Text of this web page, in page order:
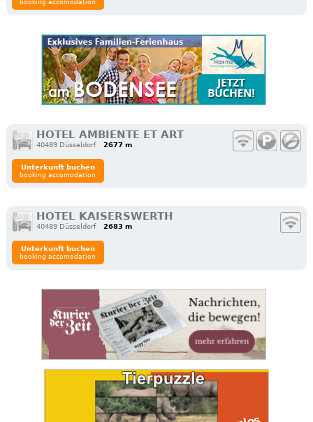
booking accomodation
HOTEL AMBIENTE ET ART
40489 Düsseldorf 2677 m
Unterkunft buchen
booking accomodation
HOTEL KAISERSWERTH
40489 Düsseldorf 2683 m
Unterkunft buchen
booking accomodation